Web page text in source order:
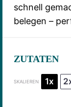
schnell
belegen –
ZUTATEN
SKALIEREN 1x